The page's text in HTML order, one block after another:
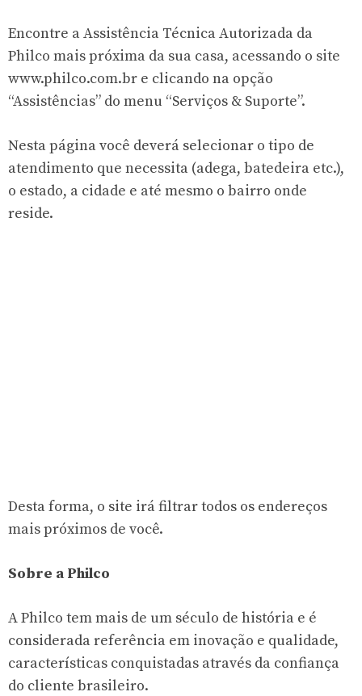
Encontre a Assistência Técnica Autorizada da
Philco mais próxima da sua casa, acessando o site
www.philco.com.br e clicando na opção
“Assistências” do menu “Serviços & Suporte”.
Nesta página você deverá selecionar o tipo de
atendimento que necessita (adega, batedeira etc.),
o estado, a cidade e até mesmo o bairro onde
reside.
Desta forma, o site irá filtrar todos os endereços
mais próximos de você.
Sobre a Philco
A Philco tem mais de um século de história e é
considerada referência em inovação e qualidade,
características conquistadas através da confiança
do cliente brasileiro.